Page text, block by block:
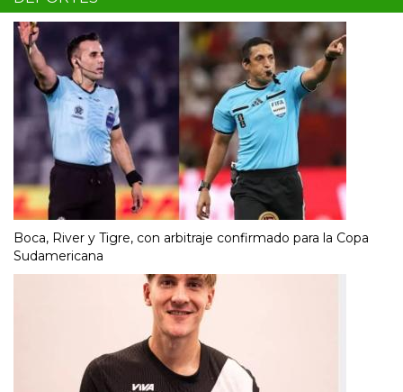
Boca, River y Tigre, con arbitraje confirmado para la Copa
Sudamericana